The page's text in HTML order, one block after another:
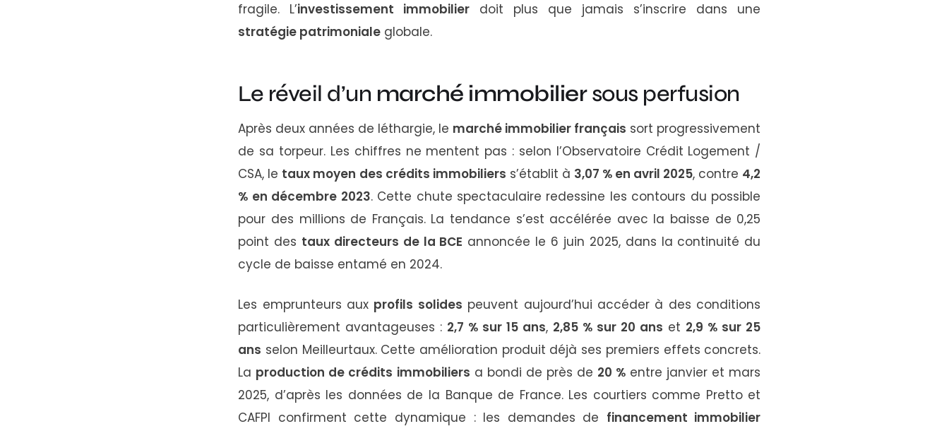
fragile. L’investissement immobilier doit plus que jamais s’inscrire dans une
stratégie patrimoniale globale.
Le réveil d’un marché immobiliersous perfusion
Après deux années de léthargie, le marché immobilier français sort progressivement
de sa torpeur. Les chiffres ne mentent pas : selon l’Observatoire Crédit Logement /
CSA, le taux moyen des crédits immobiliers s’établit à 3,07 % en avril 2025, contre 4,2
% en décembre 2023. Cette chute spectaculaire redessine les contours du possible
pour des millions de Français. La tendance s’est accélérée avec la baisse de 0,25
point des taux directeurs de la BCE annoncée le 6 juin 2025, dans la continuité du
cycle de baisse entamé en 2024.
Les emprunteurs aux profils solides peuvent aujourd’hui accéder à des conditions
particulièrement avantageuses : 2,7 % sur 15 ans, 2,85 % sur 20 ans et 2,9 % sur 25
ans selon Meilleurtaux. Cette amélioration produit déjà ses premiers effets concrets.
La production de crédits immobiliers a bondi de près de 20 % entre janvier et mars
2025, d’après les données de la Banque de France. Les courtiers comme Pretto et
CAFPI confirment cette dynamique : les demandes de financement immobilier